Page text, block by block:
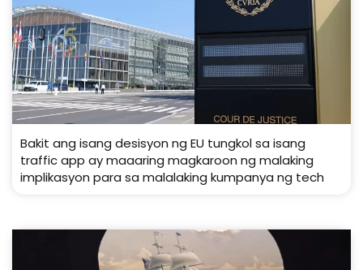
Bakit ang isang desisyon ng EU tungkol sa isang
traffic app ay maaaring magkaroon ng malaking
implikasyon para sa malalaking kumpanya ng tech